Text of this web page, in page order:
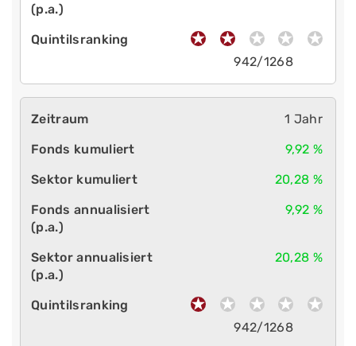
942/1268
1 Jahr
9,92 %
20,28 %
9,92 %
20,28 %
942/1268